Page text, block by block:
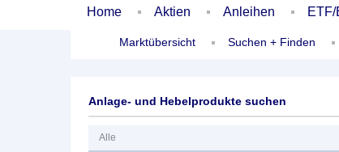
Home Aktien Anleihen ETF/
Marktübersicht Suchen + Finden
Anlage- und Hebelprodukte suchen
Alle